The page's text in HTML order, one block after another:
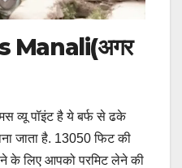
Manali(अगर
व्यू पॉइंट है ये बर्फ से ढके
जाता है. 13050 फिट की
के लिए आपको परमिट लेने की